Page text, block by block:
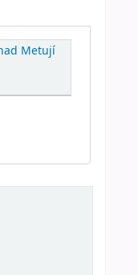
Metují